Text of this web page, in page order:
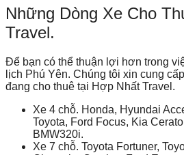
Những Dòng Xe Cho
Travel.
Để bạn có thể thuận lợi hơn trong
lịch Phú Yên. Chúng tôi xin cung
đang cho thuê tại Hợp Nhất Travel.
Xe 4 chỗ. Honda, Hyundai
Toyota, Ford Focus, Kia
BMW320i.
Xe 7 chỗ. Toyota Fortuner,